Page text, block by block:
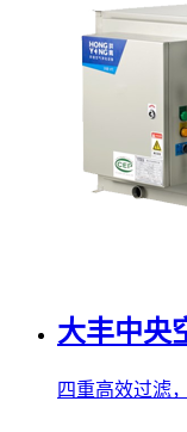
大丰中央
四重高效过滤